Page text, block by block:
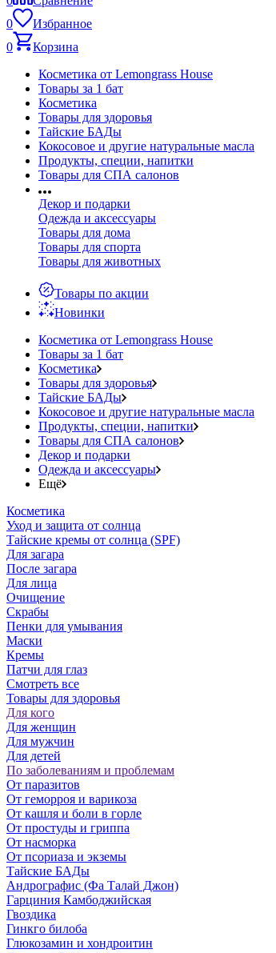
0
Избранное
0
Корзина
Косметика от Lemongrass House
Товары за 1 бат
Косметика
Товары для здоровья
Тайские БАДы
Кокосовое и другие натуральные масла
Продукты, специи, напитки
Товары для СПА салонов
Декор и подарки
Одежда и аксессуары
Товары для дома
Товары для спорта
Товары для животных
Товары по акции
Новинки
Косметика от Lemongrass House
Товары за 1 бат
Косметика
Товары для здоровья
Тайские БАДы
Кокосовое и другие натуральные масла
Продукты, специи, напитки
Товары для СПА салонов
Декор и подарки
Одежда и аксессуары
Ещё
Косметика
Уход и защита от солнца
Тайские кремы от солнца (SPF)
Для загара
После загара
Для лица
Очищение
Скрабы
Пенки для умывания
Маски
Кремы
Патчи для глаз
Смотреть все
Товары для здоровья
Для кого
Для женщин
Для мужчин
Для детей
По заболеваниям и проблемам
От паразитов
Oт геморроя и варикоза
От кашля и боли в горле
От простуды и гриппа
От насморка
Oт псориаза и экземы
Тайские БАДы
Андрографис (Фа Талай Джон)
Гарциния Камбоджийская
Гвоздика
Гинкго билоба
Глюкозамин и хондроитин